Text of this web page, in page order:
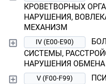
КРОВЕТВОРНЫХ
НАРУШЕНИЯ,
МЕХАНИЗМ
IV (E00-E90)
СИСТЕМЫ,
НАРУШЕНИЯ
V (F00-F99)